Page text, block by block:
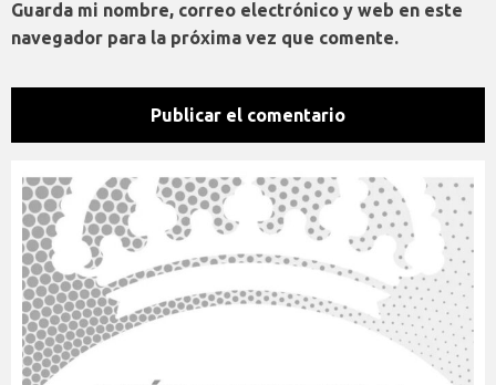
Guarda mi nombre, correo electrónico y web en este
navegador para la próxima vez que comente.